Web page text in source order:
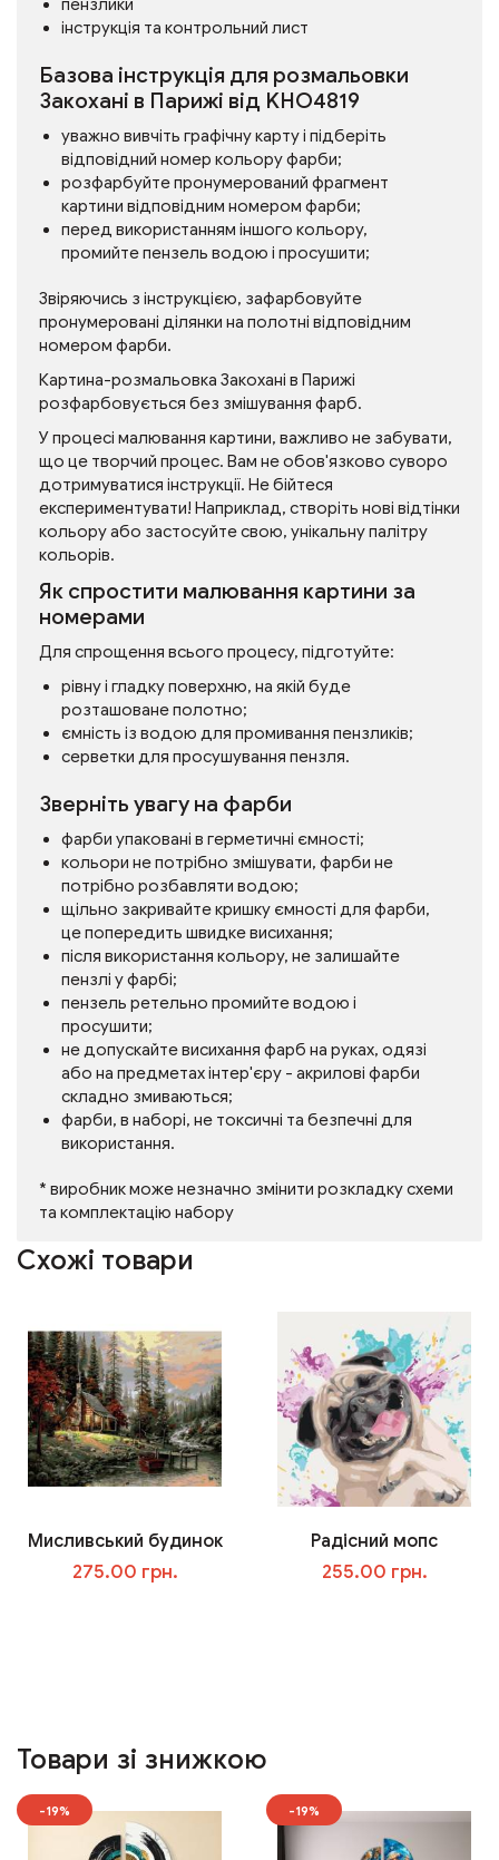
пензлики
інструкція та контрольний лист
Базова інструкція для розмальовки
Закохані в Парижі від KHO4819
уважно вивчіть графічну карту і підберіть
відповідний номер кольору фарби;
розфарбуйте пронумерований фрагмент
картини відповідним номером фарби;
перед використанням іншого кольору,
промийте пензель водою і просушити;
Звіряючись з інструкцією, зафарбовуйте
пронумеровані ділянки на полотні відповідним
номером фарби.
Картина-розмальовка Закохані в Парижі
розфарбовується без змішування фарб.
У процесі малювання картини, важливо не забувати,
що це творчий процес. Вам не обов'язково суворо
дотримуватися інструкції. Не бійтеся
експериментувати! Наприклад, створіть нові відтінки
кольору або застосуйте свою, унікальну палітру
кольорів.
Як спростити малювання картини за
номерами
Для спрощення всього процесу, підготуйте:
рівну і гладку поверхню, на якій буде
розташоване полотно;
ємність із водою для промивання пензликів;
серветки для просушування пензля.
Зверніть увагу на фарби
фарби упаковані в герметичні ємності;
кольори не потрібно змішувати, фарби не
потрібно розбавляти водою;
щільно закривайте кришку ємності для фарби,
це попередить швидке висихання;
після використання кольору, не залишайте
пензлі у фарбі;
пензель ретельно промийте водою і
просушити;
не допускайте висихання фарб на руках, одязі
або на предметах інтер'єру - акрилові фарби
складно змиваються;
фарби, в наборі, не токсичні та безпечні для
використання.
* виробник може незначно змінити розкладку схеми
та комплектацію набору
Схожі товари
Мисливський будинок
275.00 грн.
Радісний мопс
255.00 грн.
Товари зі знижкою
-19% -19%